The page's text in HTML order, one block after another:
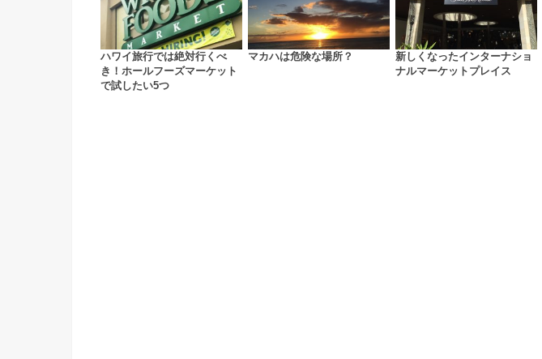
ハワイ旅行では絶対行くべ
き！ホールフーズマーケット
で試したい5つ
マカハは危険な場所？
新しくなったインターナショ
ナルマーケットプレイス